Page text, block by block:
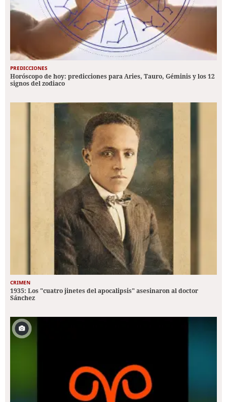
PREDICCIONES
Horóscopo de hoy: predicciones para Aries, Tauro, Géminis y los 12
signos del zodiaco
CRIMEN
1935: Los "cuatro jinetes del apocalipsis" asesinaron al doctor
Sánchez